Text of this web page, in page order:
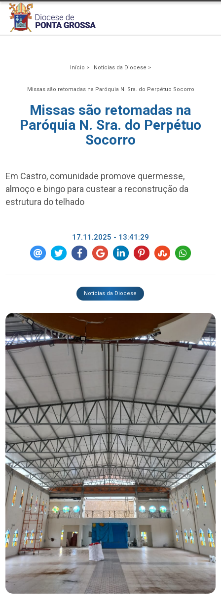
Início > Notícias da Diocese >
Missas são retomadas na Paróquia N. Sra. do Perpétuo Socorro
Missas são retomadas na
Paróquia N. Sra. do Perpétuo
Socorro
Em Castro, comunidade promove quermesse,
almoço e bingo para custear a reconstrução da
estrutura do telhado
17.11.2025 - 13:41:29
Notícias da Diocese